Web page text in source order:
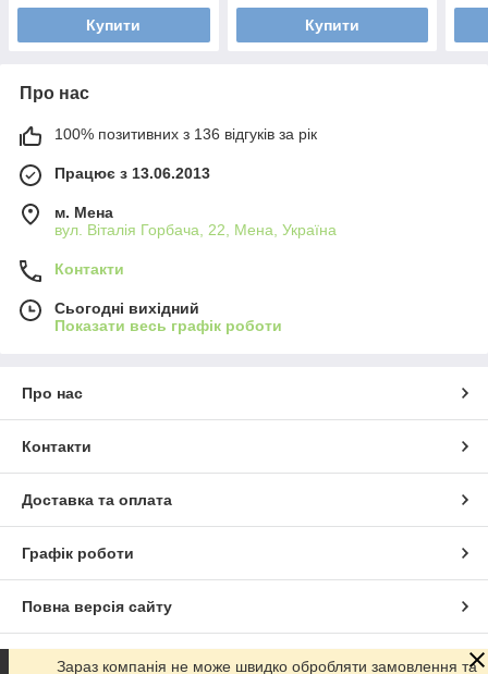
Купити Купити
Про нас
100% позитивних з 136 відгуків за рік
Працює з 13.06.2013
м. Мена
вул. Віталія Горбача, 22, Мена, Україна
Контакти
Сьогодні вихідний
Показати весь графік роботи
Про нас
Контакти
Доставка та оплата
Графік роботи
Повна версія сайту
Сайт створено на маркетплейсі Prom.ua
Зараз компанія не може швидко обробляти замовлення та